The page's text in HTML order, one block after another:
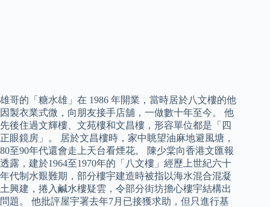
雄哥的「糖水雄」在 1986 年開業，當時居於八文樓的他
因製衣業式微，向朋友接手店舖，一做數十年至今。 他
先後住過文輝樓、文苑樓和文昌樓，形容單位都是「四
正眼鏡房」。 居於文昌樓時，家中眺望油麻地避風塘，
80至90年代還會走上天台看煙花。 陳少棠向香港文匯報
透露，建於1964至1970年的「八文樓」經歷上世紀六十
年代制水艱難期，部分樓宇建造時被指以海水混合混凝
土興建，捲入鹹水樓疑雲，令部分街坊擔心樓宇結構出
問題。 他批評屋宇署去年7月已接獲求助，但只進行基